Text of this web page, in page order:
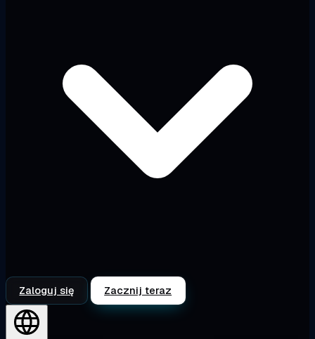
Zaloguj się Zacznij teraz